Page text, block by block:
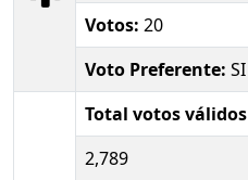
Votos: 20
Voto Preferente: SI
Total votos válidos
2,789